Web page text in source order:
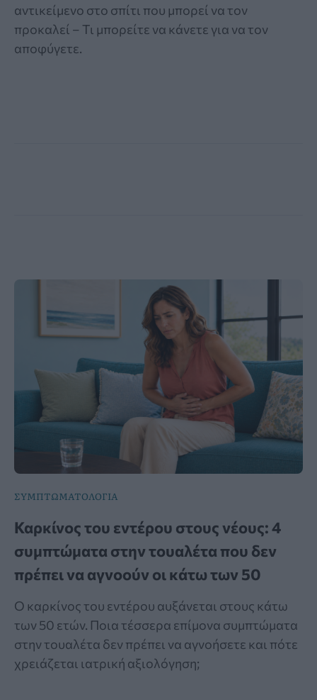
αντικείμενο στο σπίτι που μπορεί να τον
προκαλεί – Τι μπορείτε να κάνετε για να τον
αποφύγετε.
ΣΥΜΠΤΩΜΑΤΟΛΟΓΙΑ
Καρκίνος του εντέρου στους νέους: 4
συμπτώματα στην τουαλέτα που δεν
πρέπει να αγνοούν οι κάτω των 50
Ο καρκίνος του εντέρου αυξάνεται στους κάτω
των 50 ετών. Ποια τέσσερα επίμονα συμπτώματα
στην τουαλέτα δεν πρέπει να αγνοήσετε και πότε
χρειάζεται ιατρική αξιολόγηση;